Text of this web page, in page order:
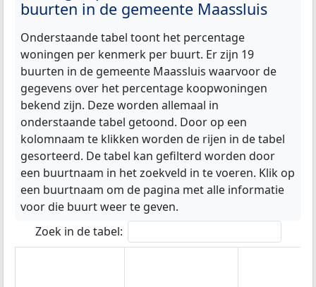
buurten in de gemeente Maassluis
Onderstaande tabel toont het percentage
woningen per kenmerk per buurt. Er zijn 19
buurten in de gemeente Maassluis waarvoor de
gegevens over het percentage koopwoningen
bekend zijn. Deze worden allemaal in
onderstaande tabel getoond. Door op een
kolomnaam te klikken worden de rijen in de tabel
gesorteerd. De tabel kan gefilterd worden door
een buurtnaam in het zoekveld in te voeren. Klik op
een buurtnaam om de pagina met alle informatie
voor die buurt weer te geven.
Zoek in de tabel: